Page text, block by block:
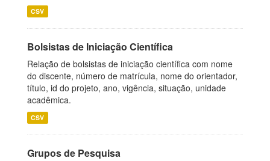
CSV
Bolsistas de Iniciação Científica
Relação de bolsistas de iniciação científica com nome
do discente, número de matrícula, nome do orientador,
título, id do projeto, ano, vigência, situação, unidade
acadêmica.
CSV
Grupos de Pesquisa